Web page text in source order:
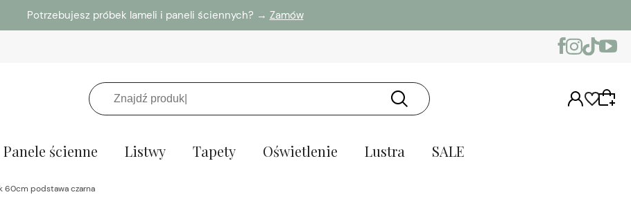
Potrzebujesz próbek lameli i paneli ściennych? → Zamów
Panele ścienne Listwy Tapety Oświetlenie Lustra SALE
60cm podstawa czarna